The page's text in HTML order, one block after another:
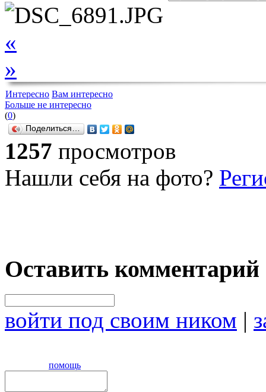
«
»
Интересно Вам интересно
Больше не интересно
(0)
Поделиться…
1257 просмотров
Нашли себя на фото?
Оставить комментарий
войти под своим ником |
помощь